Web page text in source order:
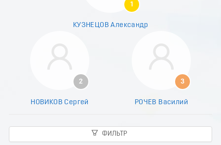
1
КУЗНЕЦОВ Александр
2
НОВИКОВ Сергей
3
РОЧЕВ Василий
ФИЛЬТР